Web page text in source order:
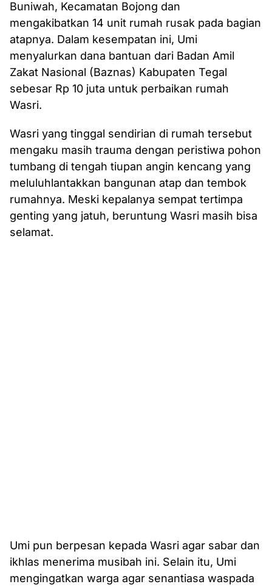
Buniwah, Kecamatan Bojong dan
mengakibatkan 14 unit rumah rusak pada bagian
atapnya. Dalam kesempatan ini, Umi
menyalurkan dana bantuan dari Badan Amil
Zakat Nasional (Baznas) Kabupaten Tegal
sebesar Rp 10 juta untuk perbaikan rumah
Wasri.
Wasri yang tinggal sendirian di rumah tersebut
mengaku masih trauma dengan peristiwa pohon
tumbang di tengah tiupan angin kencang yang
meluluhlantakkan bangunan atap dan tembok
rumahnya. Meski kepalanya sempat tertimpa
genting yang jatuh, beruntung Wasri masih bisa
selamat.
Umi pun berpesan kepada Wasri agar sabar dan
ikhlas menerima musibah ini. Selain itu, Umi
mengingatkan warga agar senantiasa waspada